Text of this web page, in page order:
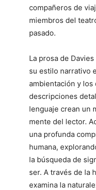
compañeros de
miembros del
pasado.
La prosa de
su estilo narrativo
ambientación y los
descripciones
lenguaje crean un
mente del lector.
una profunda
humana,
la búsqueda de
ser. A través de la
examina la